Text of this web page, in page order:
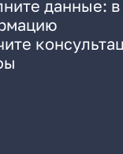
данные: